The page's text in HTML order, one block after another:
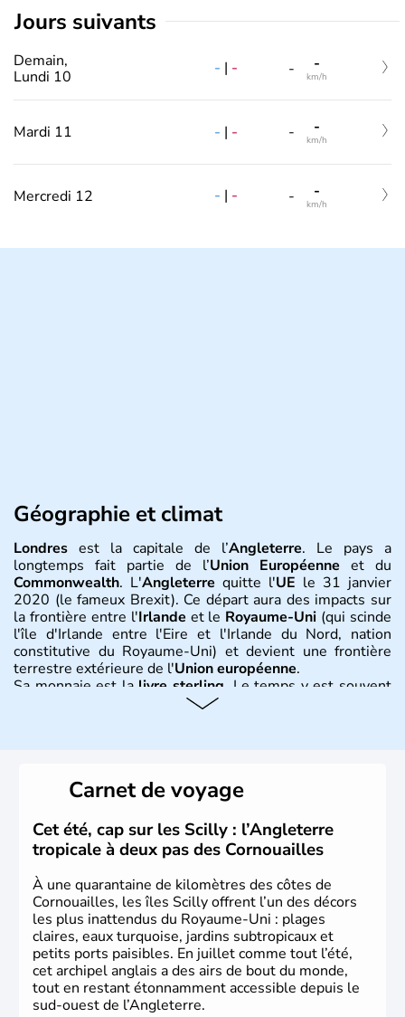
jours suivants
Demain,
Lundi 10
- | - - -
km/h
Mardi 11 - | - - -
km/h
Mercredi 12 - | - - -
km/h
Géographie et climat
Londres est la capitale de l’Angleterre. Le pays a
longtemps fait partie de l’Union Européenne et du
Commonwealth. L'Angleterre quitte l'UE le 31 janvier
2020 (le fameux Brexit). Ce départ aura des impacts sur
la frontière entre l'Irlande et le Royaume-Uni (qui scinde
l'île d'Irlande entre l'Eire et l'Irlande du Nord, nation
constitutive du Royaume-Uni) et devient une frontière
terrestre extérieure de l'Union européenne.
Sa monnaie est lalivre sterling . Le temps y est souvent
instable avec de nombreuses précipitations : il s’agit d’un
Histoire et administration
L'Angleterre est l’une des quatre nations constitutives du
Royaume-Uni. Elle est peuplée de plus de 50 millions
d’habitants, les Anglais, et constitue à elle seule, près de
84% de la population de l’ensemble. Le pays s’est créé au
Xème siècle et tient son nom desAngles
germanique installé sur ces terres. Première démocratie
parlementaire au monde, elle doit son développement à
l’essor industriel du XIXème siècle.
Carnet de voyage
Cet été, cap sur les Scilly : l’Angleterre
tropicale à deux pas des Cornouailles
À une quarantaine de kilomètres des côtes de
Cornouailles, les îles Scilly offrent l’un des décors
les plus inattendus du Royaume-Uni : plages
claires, eaux turquoise, jardins subtropicaux et
petits ports paisibles. En juillet comme tout l’été,
cet archipel anglais a des airs de bout du monde,
tout en restant étonnamment accessible depuis le
sud-ouest de l’Angleterre.